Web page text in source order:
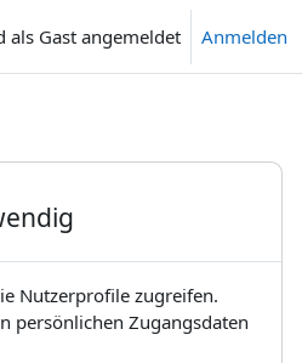
als Gast angemeldet Anmelden
Nutzerprofile zugreifen.
persönlichen Zugangsdaten